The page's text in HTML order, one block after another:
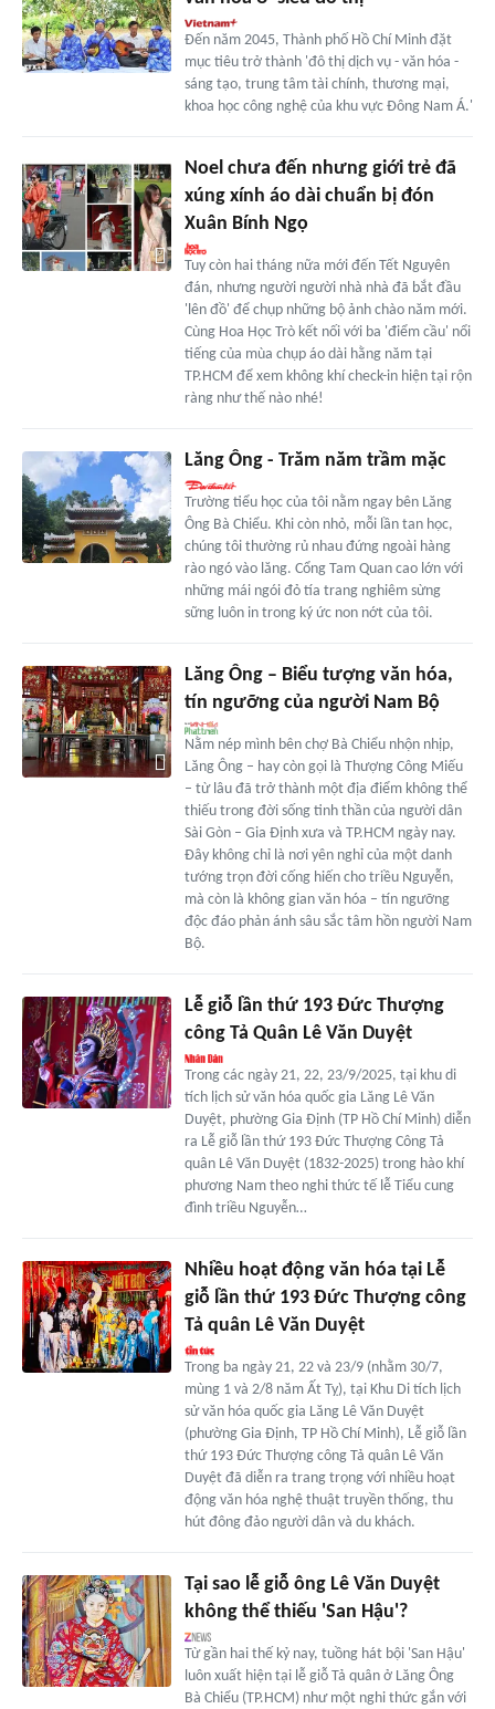
Đến năm 2045, Thành phố Hồ Chí Minh đặt
mục tiêu trở thành 'đô thị dịch vụ - văn hóa -
sáng tạo, trung tâm tài chính, thương mại,
khoa học công nghệ của khu vực Đông Nam Á.'
Noel chưa đến nhưng giới trẻ đã
xúng xính áo dài chuẩn bị đón
Xuân Bính Ngọ
Tuy còn hai tháng nữa mới đến Tết Nguyên
đán, nhưng người người nhà nhà đã bắt đầu
'lên đồ' để chụp những bộ ảnh chào năm mới.
Cùng Hoa Học Trò kết nối với ba 'điểm cầu' nổi
tiếng của mùa chụp áo dài hằng năm tại
TP.HCM để xem không khí check-in hiện tại rộn
ràng như thế nào nhé!
Lăng Ông - Trăm năm trầm mặc
Trường tiểu học của tôi nằm ngay bên Lăng
Ông Bà Chiểu. Khi còn nhỏ, mỗi lần tan học,
chúng tôi thường rủ nhau đứng ngoài hàng
rào ngó vào lăng. Cổng Tam Quan cao lớn với
những mái ngói đỏ tía trang nghiêm sừng
sững luôn in trong ký ức non nớt của tôi.
Lăng Ông – Biểu tượng văn hóa,
tín ngưỡng của người Nam Bộ
Nằm nép mình bên chợ Bà Chiểu nhộn nhịp,
Lăng Ông – hay còn gọi là Thượng Công Miếu
– từ lâu đã trở thành một địa điểm không thể
thiếu trong đời sống tinh thần của người dân
Sài Gòn – Gia Định xưa và TP.HCM ngày nay.
Đây không chỉ là nơi yên nghỉ của một danh
tướng trọn đời cống hiến cho triều Nguyễn,
mà còn là không gian văn hóa – tín ngưỡng
độc đáo phản ánh sâu sắc tâm hồn người Nam
Bộ.
Lễ giỗ lần thứ 193 Đức Thượng
công Tả Quân Lê Văn Duyệt
Trong các ngày 21, 22, 23/9/2025, tại khu di
tích lịch sử văn hóa quốc gia Lăng Lê Văn
Duyệt, phường Gia Định (TP Hồ Chí Minh) diễn
ra Lễ giỗ lần thứ 193 Đức Thượng Công Tả
quân Lê Văn Duyệt (1832-2025) trong hào khí
phương Nam theo nghi thức tế lễ Tiểu cung
đình triều Nguyễn…
Nhiều hoạt động văn hóa tại Lễ
giỗ lần thứ 193 Đức Thượng công
Tả quân Lê Văn Duyệt
Trong ba ngày 21, 22 và 23/9 (nhằm 30/7,
mùng 1 và 2/8 năm Ất Tỵ), tại Khu Di tích lịch
sử văn hóa quốc gia Lăng Lê Văn Duyệt
(phường Gia Định, TP Hồ Chí Minh), Lễ giỗ lần
thứ 193 Đức Thượng công Tả quân Lê Văn
Duyệt đã diễn ra trang trọng với nhiều hoạt
động văn hóa nghệ thuật truyền thống, thu
hút đông đảo người dân và du khách.
Tại sao lễ giỗ ông Lê Văn Duyệt
không thể thiếu 'San Hậu'?
Từ gần hai thế kỷ nay, tuồng hát bội 'San Hậu'
luôn xuất hiện tại lễ giỗ Tả quân ở Lăng Ông
Bà Chiểu (TP.HCM) như một nghi thức gắn với